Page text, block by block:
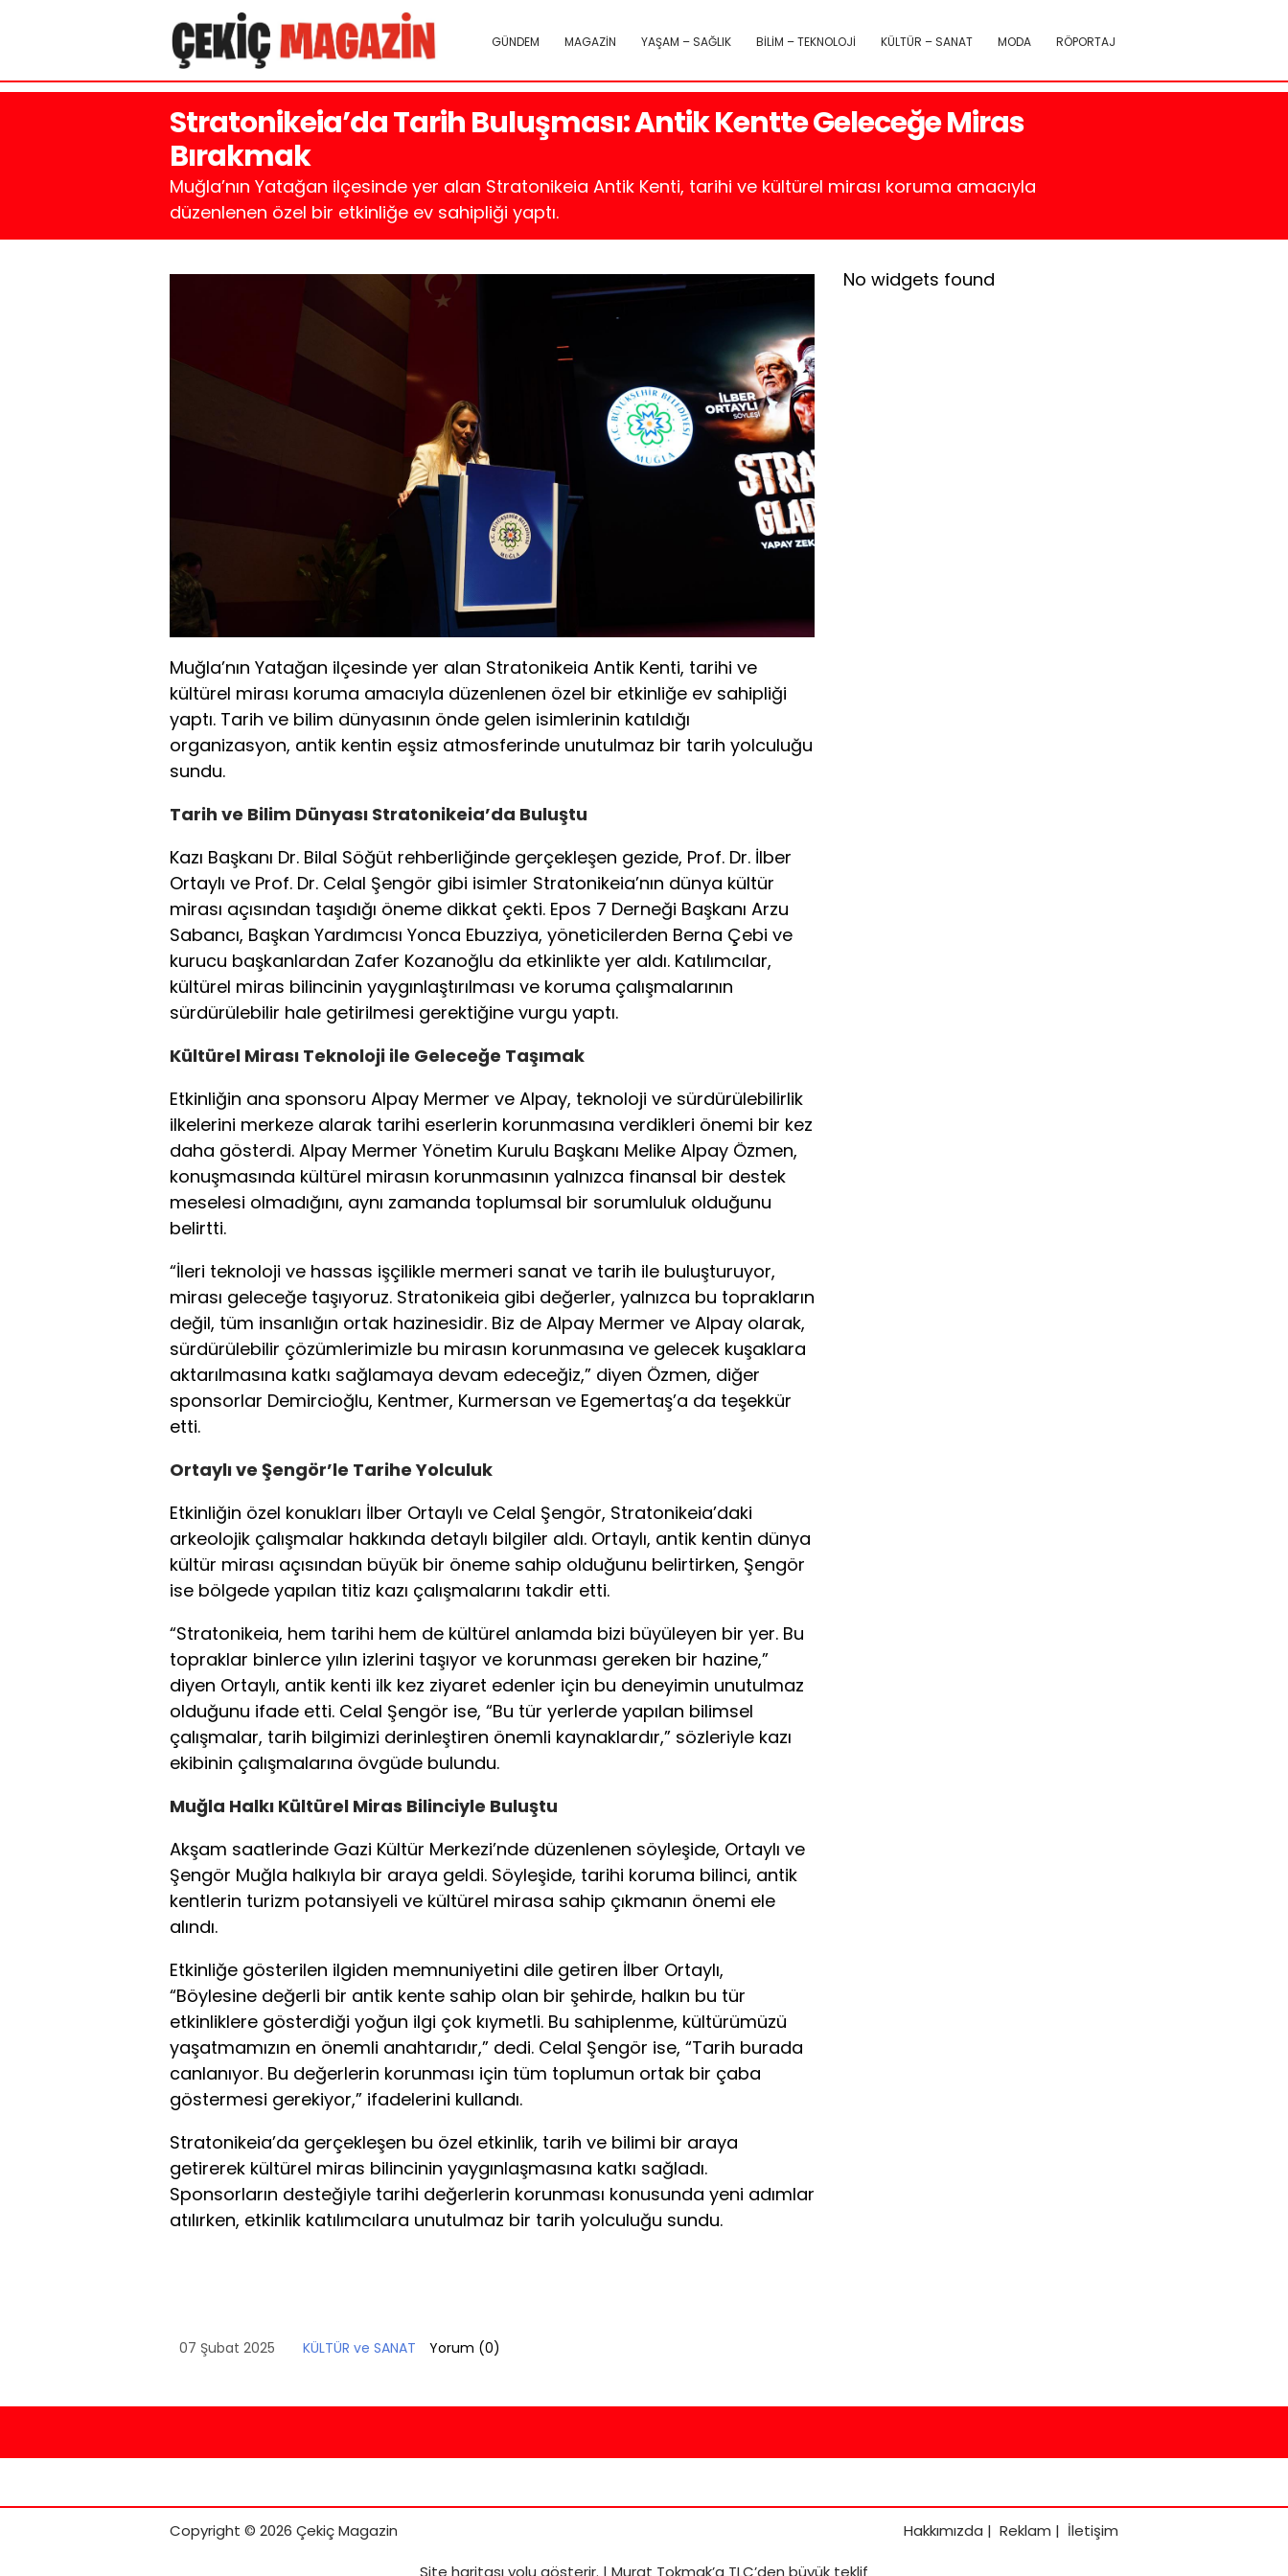
GÜNDEM MAGAZİN YAŞAM – SAĞLIK BİLİM – TEKNOLOJİ KÜLTÜR – SANAT MODA RÖPORTAJ
Stratonikeia’da Tarih Buluşması: Antik Kentte Geleceğe Miras
Bırakmak
Muğla’nın Yatağan ilçesinde yer alan Stratonikeia Antik Kenti, tarihi ve kültürel mirası koruma amacıyla
düzenlenen özel bir etkinliğe ev sahipliği yaptı.
Muğla’nın Yatağan ilçesinde yer alan Stratonikeia Antik Kenti, tarihi ve
kültürel mirası koruma amacıyla düzenlenen özel bir etkinliğe ev sahipliği
yaptı. Tarih ve bilim dünyasının önde gelen isimlerinin katıldığı
organizasyon, antik kentin eşsiz atmosferinde unutulmaz bir tarih yolculuğu
sundu.
Tarih ve Bilim Dünyası Stratonikeia’da Buluştu
Kazı Başkanı Dr. Bilal Söğüt rehberliğinde gerçekleşen gezide, Prof. Dr. İlber
Ortaylı ve Prof. Dr. Celal Şengör gibi isimler Stratonikeia’nın dünya kültür
mirası açısından taşıdığı öneme dikkat çekti. Epos 7 Derneği Başkanı Arzu
Sabancı, Başkan Yardımcısı Yonca Ebuzziya, yöneticilerden Berna Çebi ve
kurucu başkanlardan Zafer Kozanoğlu da etkinlikte yer aldı. Katılımcılar,
kültürel miras bilincinin yaygınlaştırılması ve koruma çalışmalarının
sürdürülebilir hale getirilmesi gerektiğine vurgu yaptı.
Kültürel Mirası Teknoloji ile Geleceğe Taşımak
Etkinliğin ana sponsoru Alpay Mermer ve Alpay, teknoloji ve sürdürülebilirlik
ilkelerini merkeze alarak tarihi eserlerin korunmasına verdikleri önemi bir kez
daha gösterdi. Alpay Mermer Yönetim Kurulu Başkanı Melike Alpay Özmen,
konuşmasında kültürel mirasın korunmasının yalnızca finansal bir destek
meselesi olmadığını, aynı zamanda toplumsal bir sorumluluk olduğunu
belirtti.
“İleri teknoloji ve hassas işçilikle mermeri sanat ve tarih ile buluşturuyor,
mirası geleceğe taşıyoruz. Stratonikeia gibi değerler, yalnızca bu toprakların
değil, tüm insanlığın ortak hazinesidir. Biz de Alpay Mermer ve Alpay olarak,
sürdürülebilir çözümlerimizle bu mirasın korunmasına ve gelecek kuşaklara
aktarılmasına katkı sağlamaya devam edeceğiz,” diyen Özmen, diğer
sponsorlar Demircioğlu, Kentmer, Kurmersan ve Egemertaş’a da teşekkür
etti.
Ortaylı ve Şengör’le Tarihe Yolculuk
Etkinliğin özel konukları İlber Ortaylı ve Celal Şengör, Stratonikeia’daki
arkeolojik çalışmalar hakkında detaylı bilgiler aldı. Ortaylı, antik kentin dünya
kültür mirası açısından büyük bir öneme sahip olduğunu belirtirken, Şengör
ise bölgede yapılan titiz kazı çalışmalarını takdir etti.
“Stratonikeia, hem tarihi hem de kültürel anlamda bizi büyüleyen bir yer. Bu
topraklar binlerce yılın izlerini taşıyor ve korunması gereken bir hazine,”
diyen Ortaylı, antik kenti ilk kez ziyaret edenler için bu deneyimin unutulmaz
olduğunu ifade etti. Celal Şengör ise, “Bu tür yerlerde yapılan bilimsel
çalışmalar, tarih bilgimizi derinleştiren önemli kaynaklardır,” sözleriyle kazı
ekibinin çalışmalarına övgüde bulundu.
Muğla Halkı Kültürel Miras Bilinciyle Buluştu
Akşam saatlerinde Gazi Kültür Merkezi’nde düzenlenen söyleşide, Ortaylı ve
Şengör Muğla halkıyla bir araya geldi. Söyleşide, tarihi koruma bilinci, antik
kentlerin turizm potansiyeli ve kültürel mirasa sahip çıkmanın önemi ele
alındı.
Etkinliğe gösterilen ilgiden memnuniyetini dile getiren İlber Ortaylı,
“Böylesine değerli bir antik kente sahip olan bir şehirde, halkın bu tür
etkinliklere gösterdiği yoğun ilgi çok kıymetli. Bu sahiplenme, kültürümüzü
yaşatmamızın en önemli anahtarıdır,” dedi. Celal Şengör ise, “Tarih burada
canlanıyor. Bu değerlerin korunması için tüm toplumun ortak bir çaba
göstermesi gerekiyor,” ifadelerini kullandı.
Stratonikeia’da gerçekleşen bu özel etkinlik, tarih ve bilimi bir araya
getirerek kültürel miras bilincinin yaygınlaşmasına katkı sağladı.
Sponsorların desteğiyle tarihi değerlerin korunması konusunda yeni adımlar
atılırken, etkinlik katılımcılara unutulmaz bir tarih yolculuğu sundu.
07 Şubat 2025 KÜLTÜR ve SANAT Yorum (0)
No widgets found
Copyright © 2026 Çekiç Magazin Hakkımızda | Reklam | İletişim
Site haritasıyolu gösterir. | Murat Tokmak’a TLC’den büyük teklif